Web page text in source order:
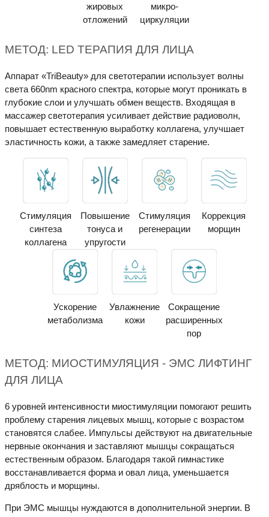
жировых
отложений
микро-
циркуляции
МЕТОД: LED ТЕРАПИЯ ДЛЯ ЛИЦА
Аппарат «TriBeauty» для светотерапии использует волны
света 660nm красного спектра, которые могут проникать в
глубокие слои и улучшать обмен веществ. Входящая в
массажер светотерапия усиливает действие радиоволн,
повышает естественную выработку коллагена, улучшает
эластичность кожи, а также замедляет старение.
Стимуляция
синтеза
коллагена
Повышение
тонуса и
упругости
Стимуляция
регенерации
Коррекция
морщин
Ускорение
метаболизма
Увлажнение
кожи
Сокращение
расширенных
пор
МЕТОД: МИОСТИМУЛЯЦИЯ - ЭМС ЛИФТИНГ
ДЛЯ ЛИЦА
6 уровней интенсивности миостимуляции помогают решить
проблему старения лицевых мышц, которые с возрастом
становятся слабее. Импульсы действуют на двигательные
нервные окончания и заставляют мышцы сокращаться
естественным образом. Благодаря такой гимнастике
восстанавливается форма и овал лица, уменьшается
дряблость и морщины.
При ЭМС мышцы нуждаются в дополнительной энергии. В